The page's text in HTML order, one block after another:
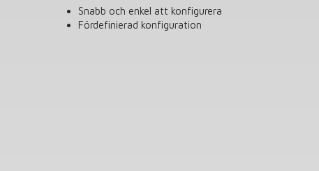
Snabb och enkel att konfigurera
Fördefinierad konfiguration